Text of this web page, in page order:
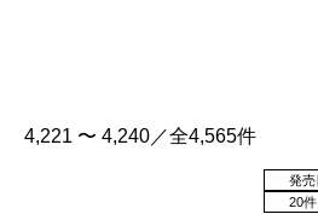
4,221 〜 4,240／全4,565件
20件